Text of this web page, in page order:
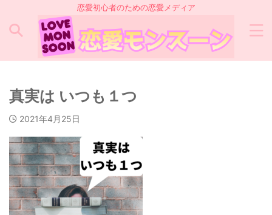
恋愛初心者のための恋愛メディア
真実は いつも１つ
2021年4月25日